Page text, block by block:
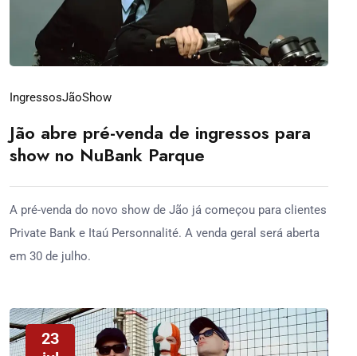
IngressosJãoShow
Jão abre pré-venda de ingressos para
show no NuBank Parque
A pré-venda do novo show de Jão já começou para clientes
Private Bank e Itaú Personnalité. A venda geral será aberta
em 30 de julho.
23